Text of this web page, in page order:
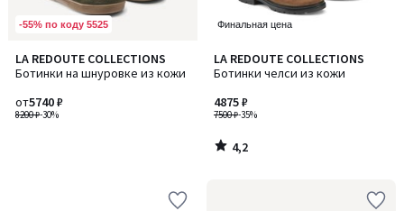
-55% по коду 5525
LA REDOUTE COLLECTIONS
Ботинки на шнуровке из кожи
8200 ₽-30%
от5740 ₽
Финальная цена
LA REDOUTE COLLECTIONS
Ботинки челси из кожи
7500 ₽-35%
4875 ₽
4,2
/ 5
4,2
/